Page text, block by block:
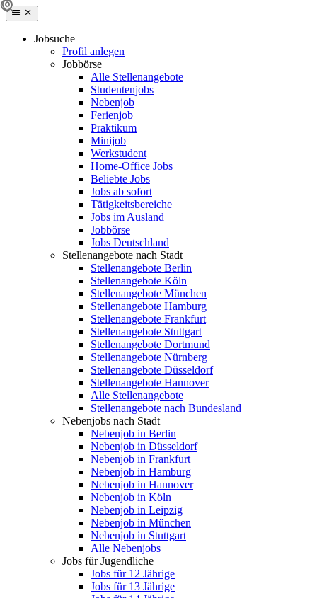
Jobsuche
Profil anlegen
Jobbörse
Alle Stellenangebote
Studentenjobs
Nebenjob
Ferienjob
Praktikum
Minijob
Werkstudent
Home-Office Jobs
Beliebte Jobs
Jobs ab sofort
Tätigkeitsbereiche
Jobs im Ausland
Jobbörse
Jobs Deutschland
Stellenangebote nach Stadt
Stellenangebote Berlin
Stellenangebote Köln
Stellenangebote München
Stellenangebote Hamburg
Stellenangebote Frankfurt
Stellenangebote Stuttgart
Stellenangebote Dortmund
Stellenangebote Nürnberg
Stellenangebote Düsseldorf
Stellenangebote Hannover
Alle Stellenangebote
Stellenangebote nach Bundesland
Nebenjobs nach Stadt
Nebenjob in Berlin
Nebenjob in Düsseldorf
Nebenjob in Frankfurt
Nebenjob in Hamburg
Nebenjob in Hannover
Nebenjob in Köln
Nebenjob in Leipzig
Nebenjob in München
Nebenjob in Stuttgart
Alle Nebenjobs
Jobs für Jugendliche
Jobs für 12 Jährige
Jobs für 13 Jährige